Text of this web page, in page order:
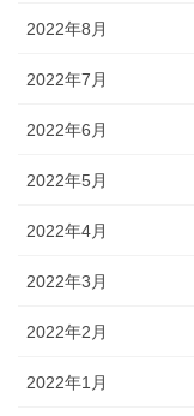
2022年8月
2022年7月
2022年6月
2022年5月
2022年4月
2022年3月
2022年2月
2022年1月